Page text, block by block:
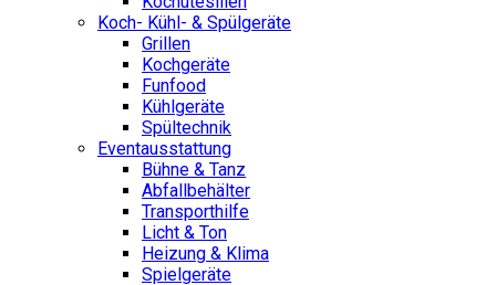
Koch- Kühl- & Spülgeräte
Grillen
Kochgeräte
Funfood
Kühlgeräte
Spültechnik
Eventausstattung
Bühne & Tanz
Abfallbehälter
Transporthilfe
Licht & Ton
Heizung & Klima
Spielgeräte